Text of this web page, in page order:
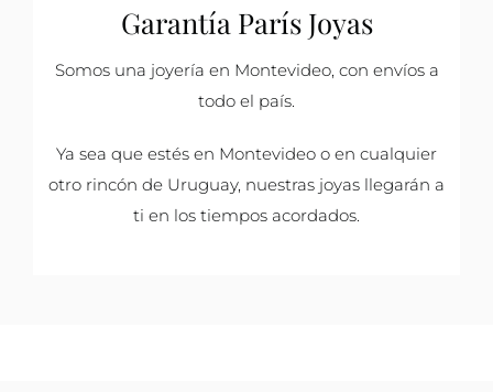
Garantía París Joyas
Somos una joyería en Montevideo, con envíos a
todo el país.
Ya sea que estés en Montevideo o en cualquier
otro rincón de Uruguay, nuestras joyas llegarán a
ti en los tiempos acordados.